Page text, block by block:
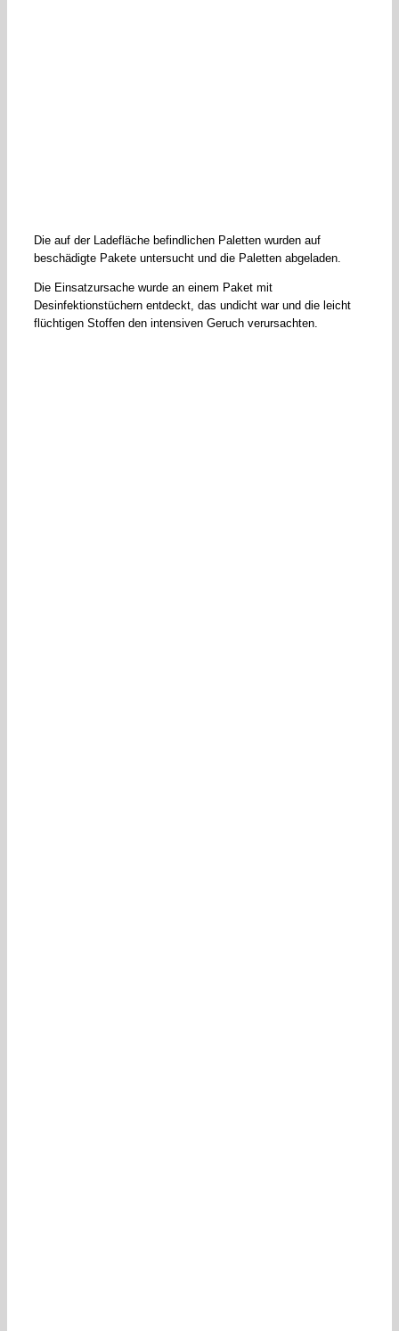
Die auf der Ladefläche befindlichen Paletten wurden auf
beschädigte Pakete untersucht und die Paletten abgeladen.
Die Einsatzursache wurde an einem Paket mit
Desinfektionstüchern entdeckt, das undicht war und die leicht
flüchtigen Stoffen den intensiven Geruch verursachten.